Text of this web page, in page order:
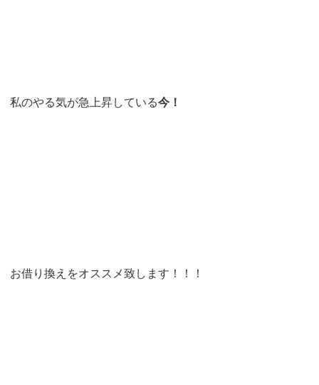
私のやる気が急上昇している今！
お借り換えをオススメ致します！！！